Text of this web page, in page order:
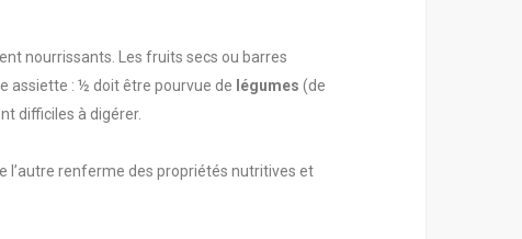
nourrissants. Les fruits secs ou barres
assiette : ½ doit être pourvue de légumes (de
difficiles à digérer.
l’autre renferme des propriétés nutritives et